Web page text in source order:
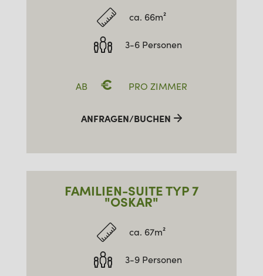
ca. 66m²
3-6 Personen
AB € PRO ZIMMER
ANFRAGEN/BUCHEN
FAMILIEN-SUITE TYP 7
"OSKAR"
ca. 67m²
3-9 Personen